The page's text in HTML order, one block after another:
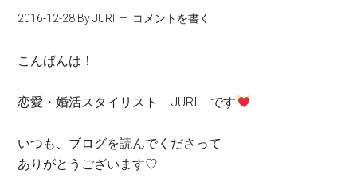
2016-12-28 By JURI コメントを書く
こんばんは！
恋愛・婚活スタイリスト JURI です
いつも、ブログを読んでくださって
ありがとうございます♡